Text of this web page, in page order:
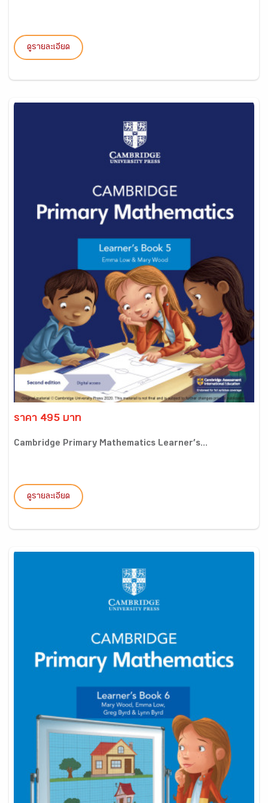
ดูรายละเอียด
ราคา 495 บาท
Cambridge Primary Mathematics Learner’s...
ดูรายละเอียด